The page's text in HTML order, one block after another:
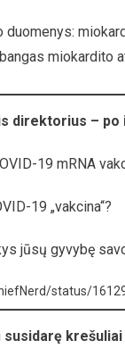
duomenys:
miokardito
direktorius –
19 mRNA
19 „vakcina“?
jūsų gyvybę
status/
susidarę